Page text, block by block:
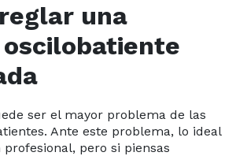
una
ser el mayor problema de las
Ante este problema, lo ideal
pero si piensas